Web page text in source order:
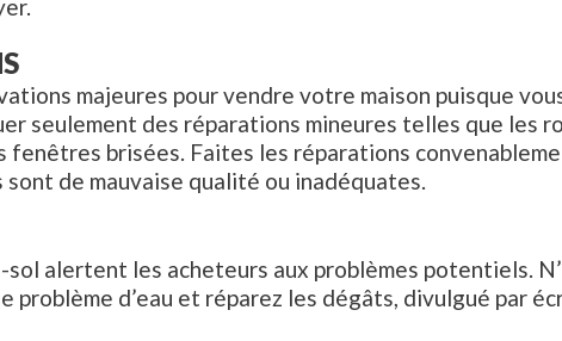
majeures pour vendre votre maison puisque
seulement des réparations mineures telles que les
brisées. Faites les réparations
de mauvaise qualité ou inadéquates.
sol alertent les acheteurs aux problèmes potentiels.
problème d’eau et réparez les dégâts, divulgué par